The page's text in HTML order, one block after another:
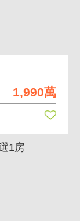
1,990萬